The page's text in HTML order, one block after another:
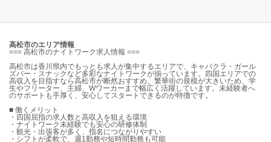
高松市のエリア情報
=== 高松市のナイトワーク求人情報 ===
高松市は香川県内でもっとも求人が集中するエリアで、キャバクラ・ガール
ズバー・スナックなど多彩なナイトワークが揃っています。四国エリアでの
高収入を目指すなら高松市が断然おすすめ。繁華街の規模が大きいため、学
生やフリーター、主婦、Wワーカーまで幅広く活躍しています。未経験者へ
のサポートも手厚く、安心してスタートできるのが特徴です。
■ 働くメリット
・四国屈指の求人数と高収入を狙える環境
・ナイトワーク未経験でも安心の研修体制
・観光・出張客が多く、指名につながりやすい
・シフトが柔軟で、週1勤務や短時間勤務も可能